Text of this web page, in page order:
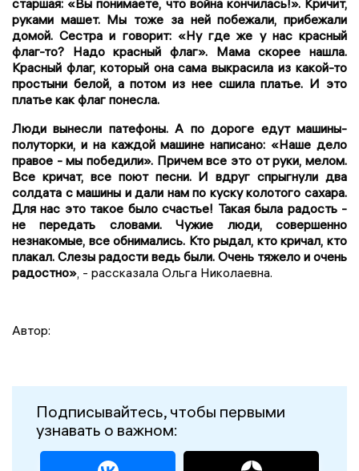
руками машет. Мы тоже за ней побежали, прибежали
домой. Сестра и говорит: «Ну где же у нас красный
флаг-то? Надо красный флаг». Мама скорее нашла.
Красный флаг, который она сама выкрасила из какой-то
простыни белой, а потом из нее сшила платье. И это
платье как флаг понесла.
Люди вынесли патефоны. А по дороге едут машины-
полуторки, и на каждой машине написано: «Наше дело
правое - мы победили». Причем все это от руки, мелом.
Все кричат, все поют песни. И вдруг спрыгнули два
солдата с машины и дали нам по куску колотого сахара.
Для нас это такое было счастье! Такая была радость -
не передать словами. Чужие люди, совершенно
незнакомые, все обнимались. Кто рыдал, кто кричал, кто
плакал. Слезы радости ведь были. Очень тяжело и очень
радостно» , - рассказала Ольга Николаевна.
Автор:
Подписывайтесь, чтобы первыми
узнавать о важном: